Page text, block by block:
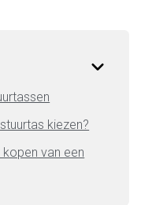
kiezen?
van een